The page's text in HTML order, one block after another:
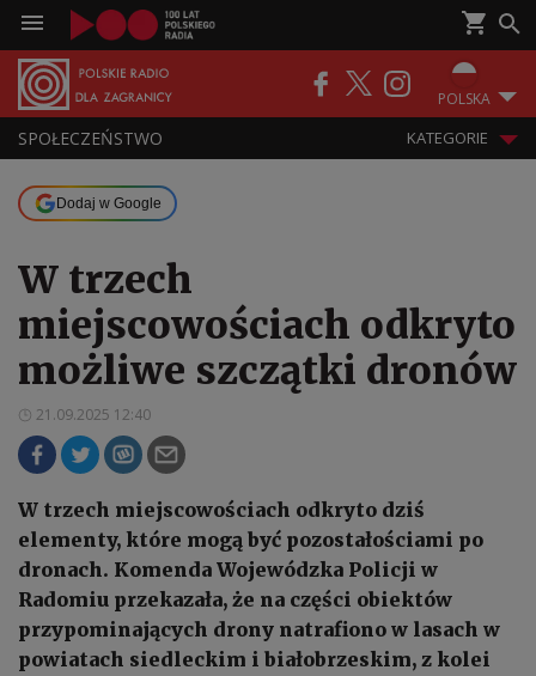
POLSKA
SPOŁECZEŃSTWO KATEGORIE
Dodaj w Google
W trzech
miejscowościach odkryto
możliwe szczątki dronów
21.09.2025 12:40
W trzech miejscowościach odkryto dziś
elementy, które mogą być pozostałościami po
dronach. Komenda Wojewódzka Policji w
Radomiu przekazała, że na części obiektów
przypominających drony natrafiono w lasach w
powiatach siedleckim i białobrzeskim, z kolei